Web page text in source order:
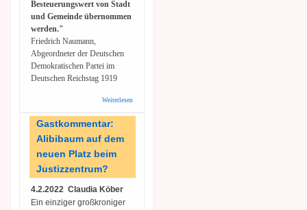
Besteuerungswert von Stadt
und Gemeinde übernommen
werden."
Friedrich Naumann,
Abgeordneter der Deutschen
Demokratischen Partei im
Deutschen Reichstag 1919
Weiterlesen
Gastkommentar:
Alibibaum auf dem
neuen Platz beim
Justizzentrum?
4.2.2022 Claudia Köber
Ein einziger großkroniger